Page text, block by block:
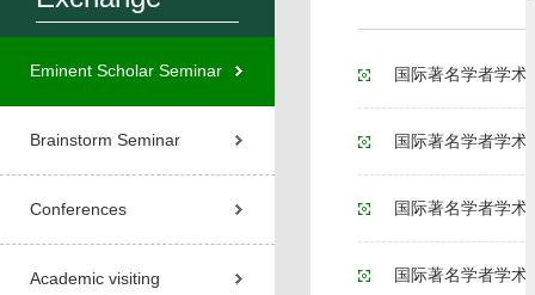
Eminent Scholar Seminar
Brainstorm Seminar
Conferences
Academic visiting
国际著名学者学术
国际著名学者学术
国际著名学者学术
国际著名学者学术